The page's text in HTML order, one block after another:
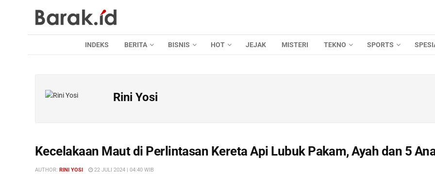
INDEKS BERITA BISNIS HOT JEJAK MISTERI TEKNO SPORTS
Rini Yosi
Kecelakaan Maut di Perlintasan Kereta Api Lubuk Pakam, Ayah dan 5
AUTHOR: RINI YOSI 22 JULI 2024 | 04:40 WIB